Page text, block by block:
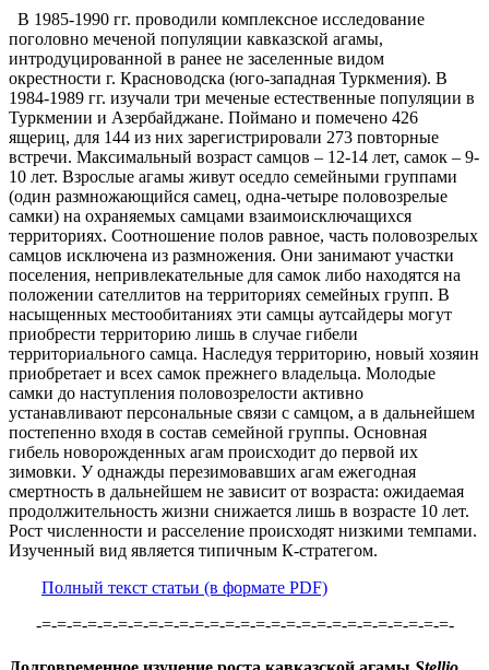
В 1985-1990 гг. проводили комплексное исследование
поголовно меченой популяции кавказской агамы,
интродуцированной в ранее не заселенные видом
окрестности г. Красноводска (юго-западная Туркмения). В
1984-1989 гг. изучали три меченые естественные популяции в
Туркмении и Азербайджане. Поймано и помечено 426
ящериц, для 144 из них зарегистрировали 273 повторные
встречи. Максимальный возраст самцов – 12-14 лет, самок – 9-
10 лет. Взрослые агамы живут оседло семейными группами
(один размножающийся самец, одна-четыре половозрелые
самки) на охраняемых самцами взаимоисключащихся
территориях. Соотношение полов равное, часть половозрелых
самцов исключена из размножения. Они занимают участки
поселения, непривлекательные для самок либо находятся на
положении сателлитов на территориях семейных групп. В
насыщенных местообитаниях эти самцы аутсайдеры могут
приобрести территорию лишь в случае гибели
территориального самца. Наследуя территорию, новый хозяин
приобретает и всех самок прежнего владельца. Молодые
самки до наступления половозрелости активно
устанавливают персональные связи с самцом, а в дальнейшем
постепенно входя в состав семейной группы. Основная
гибель новорожденных агам происходит до первой их
зимовки. У однажды перезимовавших агам ежегодная
смертность в дальнейшем не зависит от возраста: ожидаемая
продолжительность жизни снижается лишь в возрасте 10 лет.
Рост численности и расселение происходят низкими темпами.
Изученный вид является типичным К-стратегом.
Полный текст статьи (в формате PDF)
-=-=-=-=-=-=-=-=-=-=-=-=-=-=-=-=-=-=-=-=-=-=-=-=-=-=-=-